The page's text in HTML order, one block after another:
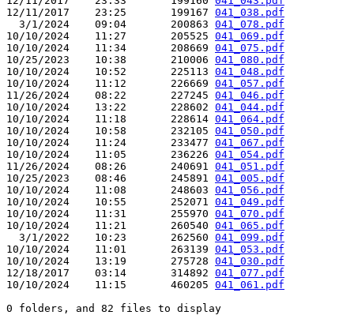
12/11/2017    23:25       199167 041_038.pdf
3/1/2024    09:04       200863 041_078.pdf
10/10/2024    11:27       205525 041_069.pdf
10/10/2024    11:34       208669 041_075.pdf
10/25/2023    10:38       210006 041_080.pdf
10/10/2024    10:52       225113 041_048.pdf
10/10/2024    11:12       226669 041_057.pdf
11/26/2024    08:22       227245 041_046.pdf
10/10/2024    13:22       228602 041_044.pdf
10/10/2024    11:18       228614 041_064.pdf
10/10/2024    10:58       232105 041_050.pdf
10/10/2024    11:24       233477 041_067.pdf
10/10/2024    11:05       236226 041_054.pdf
11/26/2024    08:26       240691 041_051.pdf
10/25/2023    08:46       245891 041_005.pdf
10/10/2024    11:08       248603 041_056.pdf
10/10/2024    10:55       252071 041_049.pdf
10/10/2024    11:31       255970 041_070.pdf
10/10/2024    11:21       260540 041_065.pdf
3/1/2022    10:23       262560 041_099.pdf
10/10/2024    11:01       263139 041_053.pdf
10/10/2024    13:19       275728 041_030.pdf
12/18/2017    03:14       314892 041_077.pdf
10/10/2024    11:15       460205 041_061.pdf
0 folders, and 82 files to display